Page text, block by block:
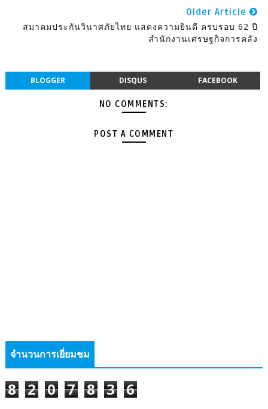
Older Article
สมาคมประกันวินาศภัยไทย แสดงความยินดี ครบรอบ 62 ปี
สำนักงานเศรษฐกิจการคลัง
BLOGGER DISQUS FACEBOOK
NO COMMENTS:
POST A COMMENT
จำนวนการเยี่ยมชม
8 2 0 7 8 3 6